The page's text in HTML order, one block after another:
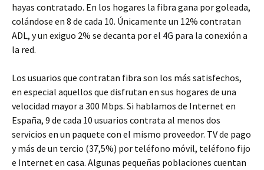
hayas contratado. En los hogares la fibra gana por goleada,
colándose en 8 de cada 10. Únicamente un 12% contratan
ADL, y un exiguo 2% se decanta por el 4G para la conexión a
la red.
Los usuarios que contratan fibra son los más satisfechos,
en especial aquellos que disfrutan en sus hogares de una
velocidad mayor a 300 Mbps. Si hablamos de Internet en
España, 9 de cada 10 usuarios contrata al menos dos
servicios en un paquete con el mismo proveedor. TV de pago
y más de un tercio (37,5%) por teléfono móvil, teléfono fijo
e Internet en casa. Algunas pequeñas poblaciones cuentan